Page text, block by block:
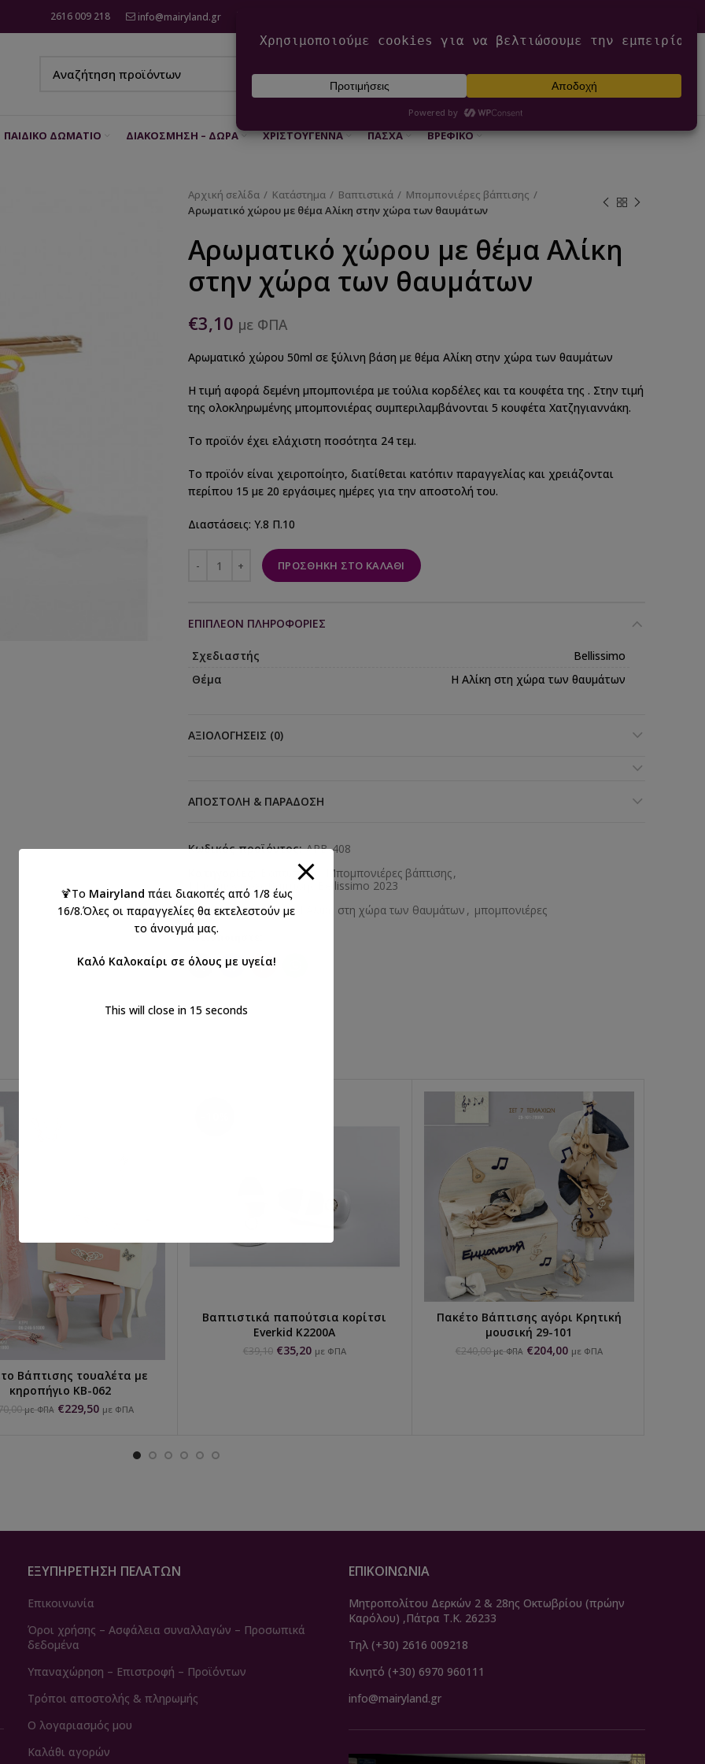
2616 009 218 info@mairyland.gr
ΕΊΣΟΔΟΣ / ΕΓΓΡΑΦΉ €0,00
ΠΑΙΔΙΚΌ ΔΩΜΆΤΙΟ ΔΙΑΚΌΣΜΗΣΗ – ΔΏΡΑ ΧΡΙΣΤΟΎΓΕΝΝΑ ΠΆΣΧΑ ΒΡΕΦΙΚΌ
Αρχική σελίδα Κατάστημα Βαπτιστικά
Μπομπονιέρες βάπτισης
Αρωματικό χώρου με θέμα Αλίκη στην χώρα των θαυμάτων
Αρωματικό χώρου με θέμα Αλίκη
στην χώρα των θαυμάτων
€3,10 με ΦΠΑ
Αρωματικό χώρου 50ml σε ξύλινη βάση με θέμα Αλίκη στην χώρα των θαυμάτων
Η τιμή αφορά δεμένη μπομπονιέρα με τούλια κορδέλες και τα κουφέτα της . Στην τιμή
της ολοκληρωμένης μπομπονιέρας συμπεριλαμβάνονται 5 κουφέτα Χατζηγιαννάκη.
Το προϊόν έχει ελάχιστη ποσότητα 24 τεμ.
Το προϊόν είναι χειροποίητο, διατίθεται κατόπιν παραγγελίας και χρειάζονται
περίπου 15 με 20 εργάσιμες ημέρες για την αποστολή του.
Διαστάσεις: Υ.8 Π.10
ΠΡΟΣΘΉΚΗ ΣΤΟ ΚΑΛΆΘΙ
ΕΠΙΠΛΈΟΝ ΠΛΗΡΟΦΟΡΊΕΣ
Σχεδιαστής
Bellissimo
Θέμα
Η Αλίκη στη χώρα των θαυμάτων
ΑΞΙΟΛΟΓΉΣΕΙΣ (0)
ΑΠΟΣΤΟΛΉ & ΠΑΡΆΔΟΣΗ
Κωδικός προϊόντος:ΑΡΒ-408
Βαπτιστικά Μπομπονιέρες βάπτισης,
Μπομπονιέρες βάπτισης Bellissimo 2023
Ετικέτες:βάπτιση, Η Αλίκη στη χώρα των θαυμάτων , μπομπονιέρες
Κοινοποιήστε:
ΕΠΙΛΟΓΉ...
Βάπτισης τουαλέτα με
κηροπήγιο ΚΒ-062
με ΦΠΑ €229,50 με ΦΠΑ
ΕΠΙΛΟΓΉ...
Βαπτιστικά παπούτσια κορίτσι
Everkid K2200A
€39,10 €35,20 με ΦΠΑ
ΕΠΙΛΟΓΉ...
Πακέτο Βάπτισης αγόρι Κρητική
μουσική 29-101
€240,00 με ΦΠΑ €204,00 με ΦΠΑ
ΕΞΥΠΗΡΈΤΗΣΗ ΠΕΛΑΤΏΝ
Επικοινωνία
Όροι χρήσης – Ασφάλεια συναλλαγών – Προσωπικά
δεδομένα
Υπαναχώρηση – Επιστροφή – Προϊόντων
Τρόποι αποστολής & πληρωμής
Ο λογαριασμός μου
Καλάθι αγορών
ΕΠΙΚΟΙΝΩΝΙΑ
Μητροπολίτου Δερκών 2 & 28ης Οκτωβρίου (πρώην
Καρόλου) ,Πάτρα Τ.Κ. 26233
Τηλ (+30) 2616 009218
Κινητό (+30) 6970 960111
info@mairyland.gr
🍹Το Mairyland πάει διακοπές από 1/8 έως
16/8.Όλες οι παραγγελίες θα εκτελεστούν με
το άνοιγμά μας.
Καλό Καλοκαίρι σε όλους με υγεία!
This will close in 14 seconds